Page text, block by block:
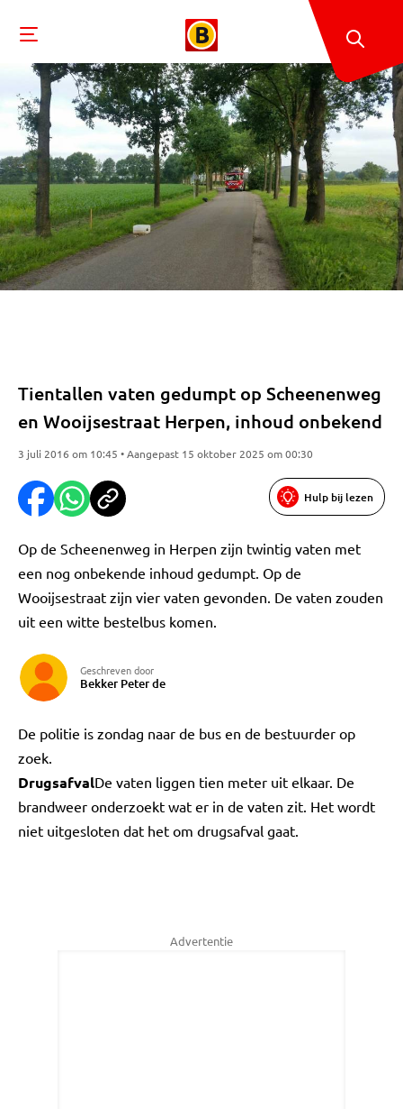
Tientallen vaten gedumpt op Scheenenweg
en Wooijsestraat Herpen, inhoud onbekend
3 juli 2016 om 10:45 • Aangepast 15 oktober 2025 om 00:30
Hulp bij lezen
Op de Scheenenweg in Herpen zijn twintig vaten met
een nog onbekende inhoud gedumpt. Op de
Wooijsestraat zijn vier vaten gevonden. De vaten zouden
uit een witte bestelbus komen.
Geschreven door
Bekker Peter de
De politie is zondag naar de bus en de bestuurder op
zoek.
DrugsafvalDe vaten liggen tien meter uit elkaar. De
brandweer onderzoekt wat er in de vaten zit. Het wordt
niet uitgesloten dat het om drugsafval gaat.
Advertentie